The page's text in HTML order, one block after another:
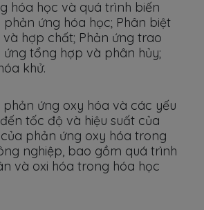
hóa học và quá trình biến
ứng hóa học; Phân biệt
hợp chất; Phản ứng trao
ứng tổng hợp và phân hủy;
khử.
ứng oxy hóa và các yếu
tốc độ và hiệu suất của
phản ứng oxy hóa trong
nghiệp, bao gồm quá trình
và oxi hóa trong hóa học